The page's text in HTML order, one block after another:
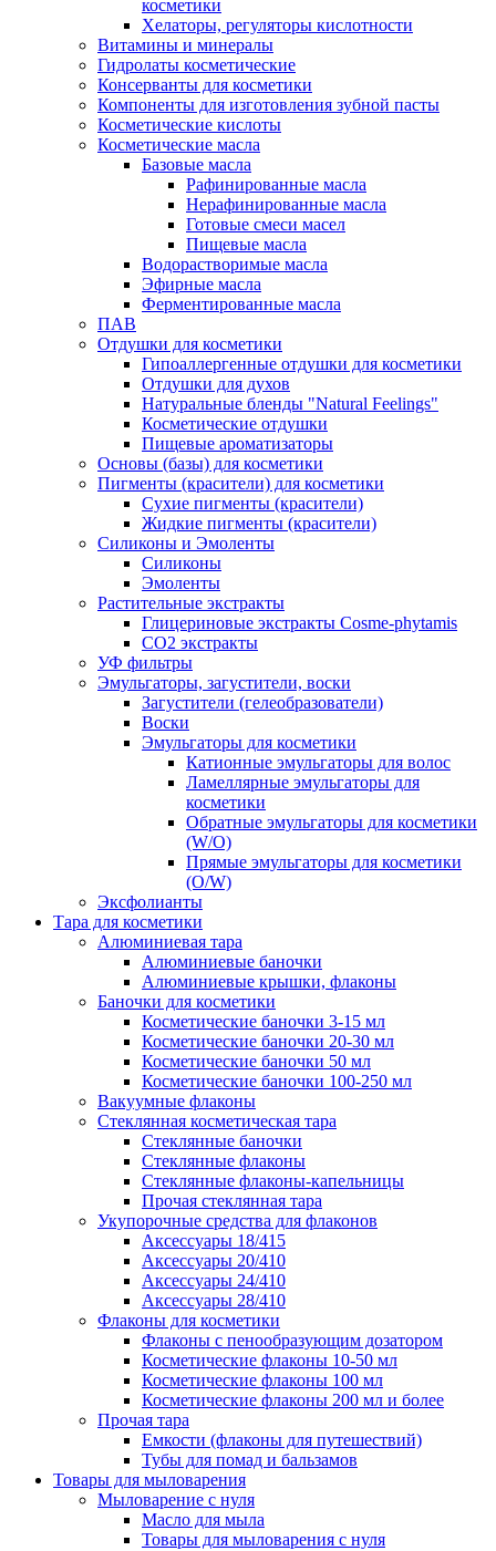
косметики
Хелаторы, регуляторы кислотности
Витамины и минералы
Гидролаты косметические
Консерванты для косметики
Компоненты для изготовления зубной пасты
Косметические кислоты
Косметические масла
Базовые масла
Рафинированные масла
Нерафинированные масла
Готовые смеси масел
Пищевые масла
Водорастворимые масла
Эфирные масла
Ферментированные масла
ПАВ
Отдушки для косметики
Гипоаллергенные отдушки для косметики
Отдушки для духов
Натуральные бленды "Natural Feelings"
Косметические отдушки
Пищевые ароматизаторы
Основы (базы) для косметики
Пигменты (красители) для косметики
Сухие пигменты (красители)
Жидкие пигменты (красители)
Силиконы и Эмоленты
Силиконы
Эмоленты
Растительные экстракты
Глицериновые экстракты Cosme-phytamis
СО2 экстракты
УФ фильтры
Эмульгаторы, загустители, воски
Загустители (гелеобразователи)
Воски
Эмульгаторы для косметики
Катионные эмульгаторы для волос
Ламеллярные эмульгаторы для
косметики
Обратные эмульгаторы для косметики
(W/O)
Прямые эмульгаторы для косметики
(O/W)
Эксфолианты
Тара для косметики
Алюминиевая тара
Алюминиевые баночки
Алюминиевые крышки, флаконы
Баночки для косметики
Косметические баночки 3-15 мл
Косметические баночки 20-30 мл
Косметические баночки 50 мл
Косметические баночки 100-250 мл
Вакуумные флаконы
Стеклянная косметическая тара
Стеклянные баночки
Стеклянные флаконы
Стеклянные флаконы-капельницы
Прочая стеклянная тара
Укупорочные средства для флаконов
Аксессуары 18/415
Аксессуары 20/410
Аксессуары 24/410
Аксессуары 28/410
Флаконы для косметики
Флаконы с пенообразующим дозатором
Косметические флаконы 10-50 мл
Косметические флаконы 100 мл
Косметические флаконы 200 мл и более
Прочая тара
Емкости (флаконы для путешествий)
Тубы для помад и бальзамов
Товары для мыловарения
Мыловарение с нуля
Масло для мыла
Товары для мыловарения с нуля